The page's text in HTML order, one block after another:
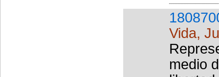
Vida,
medio